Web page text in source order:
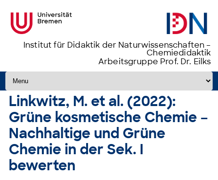
Institut für Didaktik der Naturwissenschaften –
Chemiedidaktik
Arbeitsgruppe Prof. Dr. Eilks
Zum Inhalt springen
Linkwitz, M. et al. (2022):
Grüne kosmetische Chemie –
Nachhaltige und Grüne
Chemie in der Sek. I
bewerten